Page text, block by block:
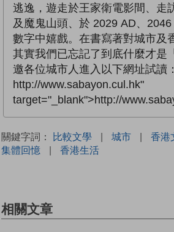
逃逸，遊走於王家衛電影間、走
及魔鬼山頭、於 2029 AD、
數字中嬉戲。在書寫著對城市及
其實我們已忘記了到底什麼才是
邀各位城市人進入以下網址試讀：
http://www.sabayon.cul.hk"
target="_blank">http://
關鍵字詞： 比較文學 | 城市 | 香港
集體回憶
| 香港生活
相關文章